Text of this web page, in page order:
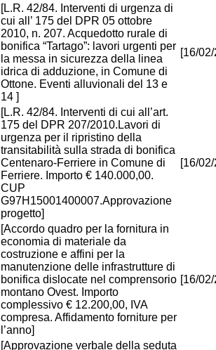
[L.R. 42/84. Interventi di urgenza di
cui all’ 175 del DPR 05 ottobre
2010, n. 207. Acquedotto rurale di
bonifica “Tartago”: lavori urgenti per
la messa in sicurezza della linea
idrica di adduzione, in Comune di
Ottone. Eventi alluvionali del 13 e
14 ]
[16/
[L.R. 42/84. Interventi di cui all’art.
175 del DPR 207/2010.Lavori di
urgenza per il ripristino della
transitabilità sulla strada di bonifica
Centenaro-Ferriere in Comune di
Ferriere. Importo € 140.000,00.
CUP
G97H15001400007.Approvazione
progetto]
[16/
[Accordo quadro per la fornitura in
economia di materiale da
costruzione e affini per la
manutenzione delle infrastrutture di
bonifica dislocate nel comprensorio
montano Ovest. Importo
complessivo € 12.200,00, IVA
compresa. Affidamento forniture per
l’anno]
[16/
[Approvazione verbale della seduta